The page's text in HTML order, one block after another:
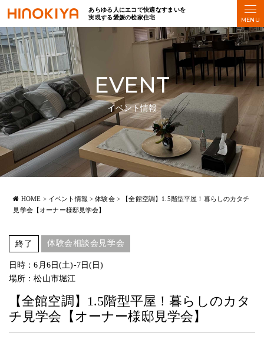
あらゆる人にエコで快適なすまいを
実現する愛媛の桧家住宅
EVENT
イベント情報
HOME > イベント情報 >体験会>
【全館空調】1.5階型平屋！暮らしのカタチ
見学会【オーナー様邸見学会】
終了 体験会相談会見学会
日時：6月6日(土)-7日(日)
場所：松山市堀江
【全館空調】1.5階型平屋！暮らしのカタ
チ見学会【オーナー様邸見学会】